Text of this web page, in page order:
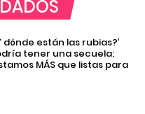
dónde están las rubias?’
tener una secuela;
MÁS que listas para